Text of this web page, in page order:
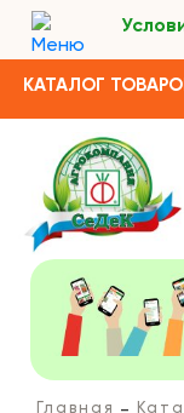
КАТАЛОГ
Главная